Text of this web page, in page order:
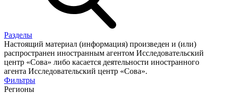
Разделы
Настоящий материал (информация) произведен и (или)
распространен иностранным агентом Исследовательский
центр «Сова» либо касается деятельности иностранного
агента Исследовательский центр «Сова».
Фильтры
Регионы